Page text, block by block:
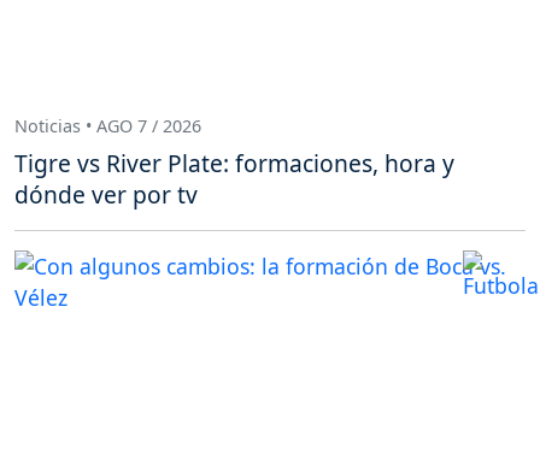
Noticias • AGO 7 / 2026
Tigre vs River Plate: formaciones, hora y
dónde ver por tv